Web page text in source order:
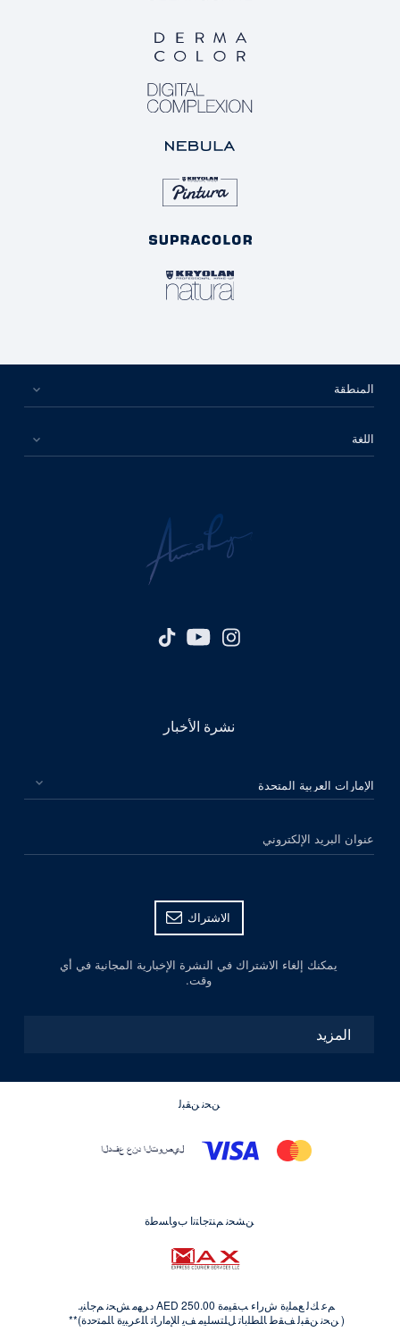
المنطقة
اللغة
نشرة الأخبار
الرجاء اختيار بلدك
عنوان البريد الإلكتروني
الاشتراك
يمكنك إلغاء الاشتراك في النشرة الإخبارية المجانية في أي
وقت.
المزيد
ﻦﺤﻧ ﻦﻘﺒﻟ
ﻦﺸﺤﻧ ﻢﻨﺘﺟﺎﺘﻧﺍ ﺏﻭﺎﺴﻃﺓ
ﻢﻋ ﻚﻟ ﻊﻤﻠﻳﺓ ﺵﺭﺍﺀ ﺐﻘﻴﻣﺓ AED 250.00 ﺩﺮﻬﻣ ﺶﺤﻧ ﻢﺟﺎﻨﻳ.
( ﻦﺤﻧ ﻦﻘﺒﻟ ﻒﻘﻃ ﺎﻠﻄﻠﺑﺎﺗ ﻞﻠﺘﺴﻠﻴﻣ ﻒﻳ ﺍﻺﻣﺍﺭﺎﺗ ﺎﻠﻋﺮﺒﻳﺓ ﺎﻠﻤﺘﺣﺩﺓ)**